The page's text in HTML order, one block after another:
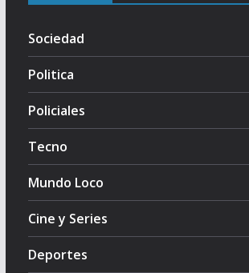
Sociedad
Politica
Policiales
Tecno
Mundo Loco
Cine y Series
Deportes